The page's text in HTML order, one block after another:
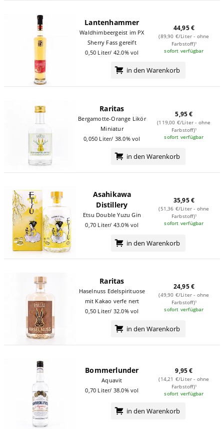
Lantenhammer
Waldhimbeergeist im PX
Sherry Fass gereift
0,50 Liter/ 42.0% vol
44,95 €
(89,90 €/Liter - ohne
Farbstoff)¹
sofort verfügbar
in den Warenkorb
Raritas
Bergamotte-Orange Likör
Miniatur
0,050 Liter/ 38.0% vol
5,95 €
(119,00 €/Liter - ohne
Farbstoff)¹
sofort verfügbar
in den Warenkorb
Asahikawa
Distillery
Etsu Double Yuzu Gin
0,70 Liter/ 43.0% vol
35,95 €
(51,36 €/Liter - ohne
Farbstoff)¹
sofort verfügbar
in den Warenkorb
Raritas
Haselnuss Edelspirituose
mit Kakao verfeinert
0,50 Liter/ 32.0% vol
24,95 €
(49,90 €/Liter - ohne
Farbstoff)¹
sofort verfügbar
in den Warenkorb
Bommerlunder
Aquavit
0,70 Liter/ 38.0% vol
9,95 €
(14,21 €/Liter - ohne
Farbstoff)¹
sofort verfügbar
in den Warenkorb